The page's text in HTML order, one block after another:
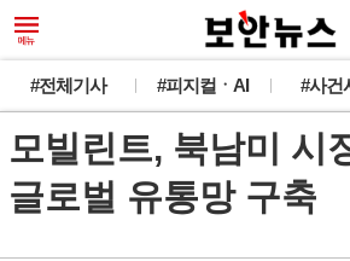
#전체기사 #피지컬ㆍAI #사건
모빌린트, 북남미 시
글로벌 유통망 구축